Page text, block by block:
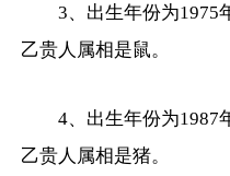
3、出生年份为1975
乙贵人属相是鼠。
4、出生年份为1987
乙贵人属相是猪。